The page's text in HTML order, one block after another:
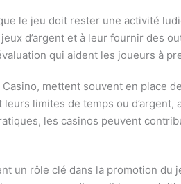
le jeu doit rester une activité
d’argent et à leur fournir des
qui aident les joueurs à
mettent souvent en place
limites de temps ou d’argent,
les casinos peuvent
un rôle clé dans la promotion